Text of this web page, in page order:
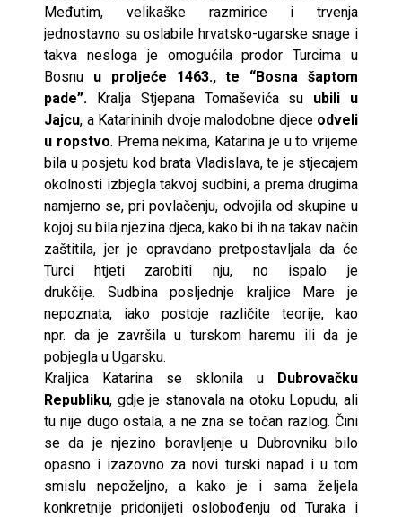
Međutim, velikaške razmirice i trvenja
jednostavno su oslabile hrvatsko-ugarske snage i
takva nesloga je omogućila prodor Turcima u
Bosnu u proljeće 1463., te “Bosna šaptom
pade”. Kralja Stjepana Tomaševića su ubili u
Jajcu, a Katarininih dvoje malodobne djece odveli
u ropstvo. Prema nekima, Katarina je u to vrijeme
bila u posjetu kod brata Vladislava, te je stjecajem
okolnosti izbjegla takvoj sudbini, a prema drugima
namjerno se, pri povlačenju, odvojila od skupine u
kojoj su bila njezina djeca, kako bi ih na takav način
zaštitila, jer je opravdano pretpostavljala da će
Turci htjeti zarobiti nju, no ispalo je
drukčije. Sudbina posljednje kraljice Mare je
nepoznata, iako postoje različite teorije, kao
npr. da je završila u turskom haremu ili da je
pobjegla u Ugarsku.
Kraljica Katarina se sklonila u Dubrovačku
Republiku, gdje je stanovala na otoku Lopudu, ali
tu nije dugo ostala, a ne zna se točan razlog. Čini
se da je njezino boravljenje u Dubrovniku bilo
opasno i izazovno za novi turski napad i u tom
smislu nepoželjno, a kako je i sama željela
konkretnije pridonijeti oslobođenju od Turaka i